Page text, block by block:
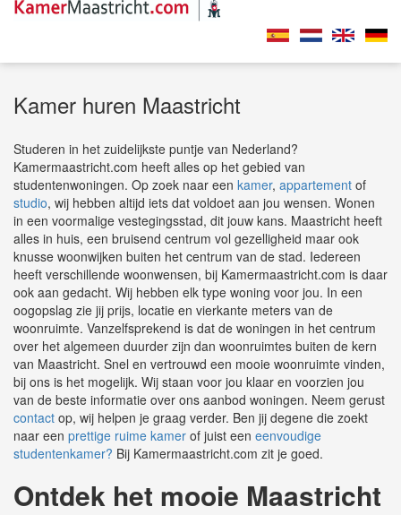
Kamer huren Maastricht
Studeren in het zuidelijkste puntje van Nederland?
Kamermaastricht.com heeft alles op het gebied van
studentenwoningen. Op zoek naar een kamer, appartement of
studio, wij hebben altijd iets dat voldoet aan jou wensen. Wonen
in een voormalige vestegingsstad, dit jouw kans. Maastricht heeft
alles in huis, een bruisend centrum vol gezelligheid maar ook
knusse woonwijken buiten het centrum van de stad. Iedereen
heeft verschillende woonwensen, bij Kamermaastricht.com is daar
ook aan gedacht. Wij hebben elk type woning voor jou. In een
oogopslag zie jij prijs, locatie en vierkante meters van de
woonruimte. Vanzelfsprekend is dat de woningen in het centrum
over het algemeen duurder zijn dan woonruimtes buiten de kern
van Maastricht. Snel en vertrouwd een mooie woonruimte vinden,
bij ons is het mogelijk. Wij staan voor jou klaar en voorzien jou
van de beste informatie over ons aanbod woningen. Neem gerust
contact op, wij helpen je graag verder. Ben jij degene die zoekt
naar een prettige ruime kamer of juist een eenvoudige
studentenkamer? Bij Kamermaastricht.com zit je goed.
Ontdek het mooie Maastricht